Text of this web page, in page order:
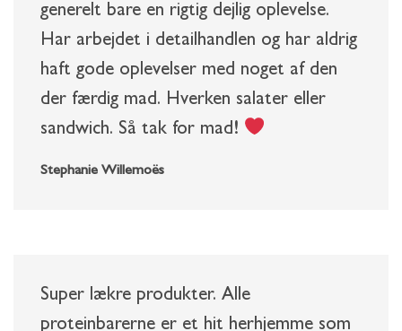
generelt bare en rigtig dejlig oplevelse.
Har arbejdet i detailhandlen og har aldrig
haft gode oplevelser med noget af den
der færdig mad. Hverken salater eller
sandwich. Så tak for mad!
Stephanie Willemoës
Super lækre produkter. Alle
proteinbarerne er et hit herhjemme som